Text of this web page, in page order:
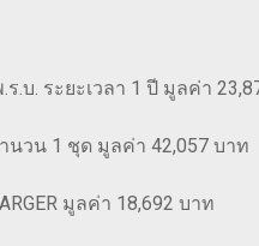
.บ. ระยะเวลา 1 ปี มูลค่า
ำนวน 1 ชุด มูลค่า 42,057 บาท
มูลค่า 18,692 บาท